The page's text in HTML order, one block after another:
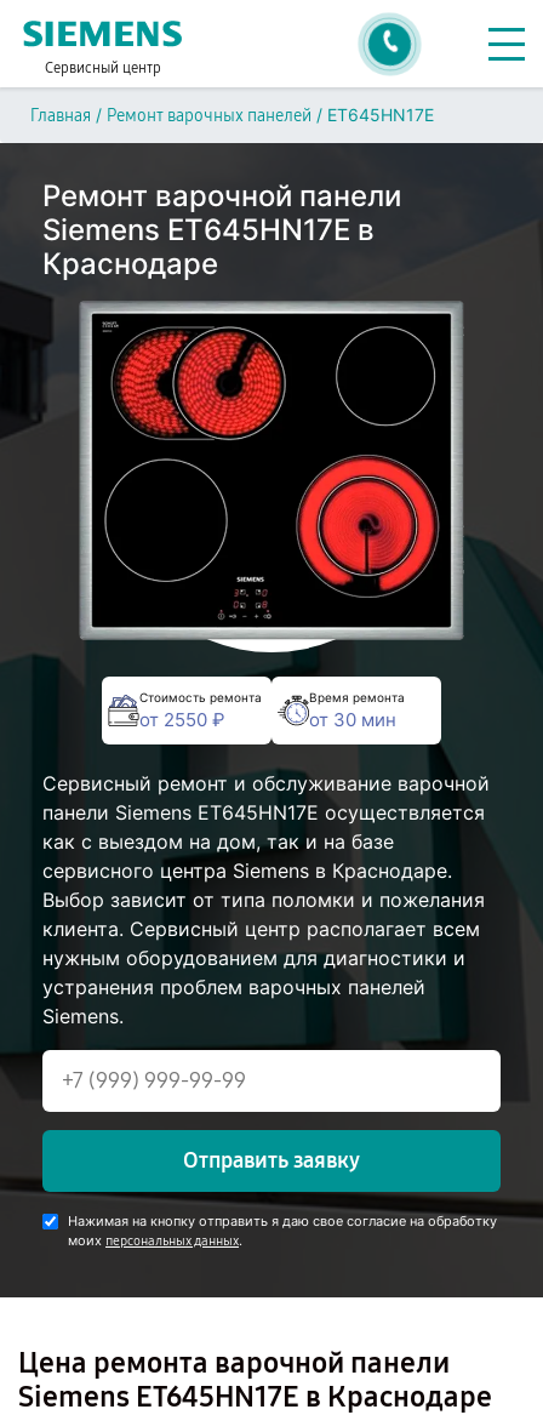
Сервисный центр
Главная / Ремонт варочных панелей / ET645HN17E
Ремонт варочной панели
Siemens ET645HN17E в
Краснодаре
Стоимость ремонта
от 2550 ₽
Время ремонта
от 30 мин
Сервисный ремонт и обслуживание варочной
панели Siemens ET645HN17E осуществляется
как с выездом на дом, так и на базе
сервисного центра Siemens в Краснодаре.
Выбор зависит от типа поломки и пожелания
клиента. Сервисный центр располагает всем
нужным оборудованием для диагностики и
устранения проблем варочных панелей
Siemens.
Отправить заявку
Нажимая на кнопку отправить я даю свое согласие на обработку
моих персональных данных.
Цена ремонта варочной панели
Siemens ET645HN17E в Краснодаре